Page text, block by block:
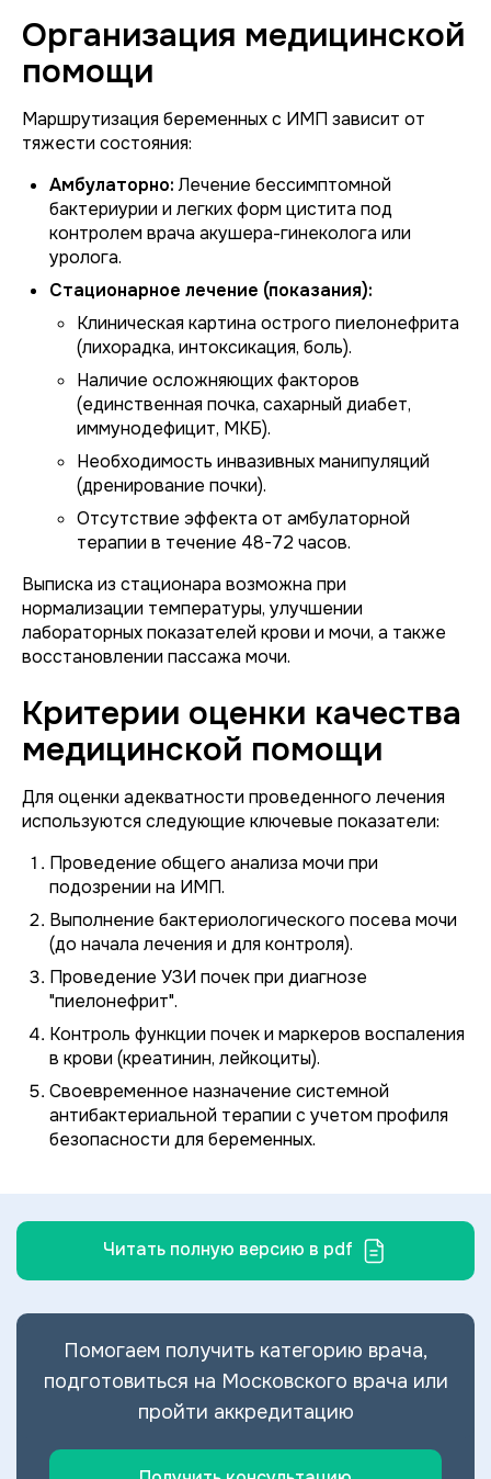
Организация медицинской
помощи
Маршрутизация беременных с ИМП зависит от
тяжести состояния:
Амбулаторно:Лечение бессимптомной
бактериурии и легких форм цистита под
контролем врача акушера-гинеколога или
уролога.
Стационарное лечение (показания):
Клиническая картина острого пиелонефрита
(лихорадка, интоксикация, боль).
Наличие осложняющих факторов
(единственная почка, сахарный диабет,
иммунодефицит, МКБ).
Необходимость инвазивных манипуляций
(дренирование почки).
Отсутствие эффекта от амбулаторной
терапии в течение 48-72 часов.
Выписка из стационара возможна при
нормализации температуры, улучшении
лабораторных показателей крови и мочи, а также
восстановлении пассажа мочи.
Критерии оценки качества
медицинской помощи
Для оценки адекватности проведенного лечения
используются следующие ключевые показатели:
Проведение общего анализа мочи при
подозрении на ИМП.
Выполнение бактериологического посева мочи
(до начала лечения и для контроля).
Проведение УЗИ почек при диагнозе
"пиелонефрит".
Контроль функции почек и маркеров воспаления
в крови (креатинин, лейкоциты).
Своевременное назначение системной
антибактериальной терапии с учетом профиля
безопасности для беременных.
Читать полную версию в pdf
Помогаем получить категорию врача,
подготовиться на Московского врача или
пройти аккредитацию